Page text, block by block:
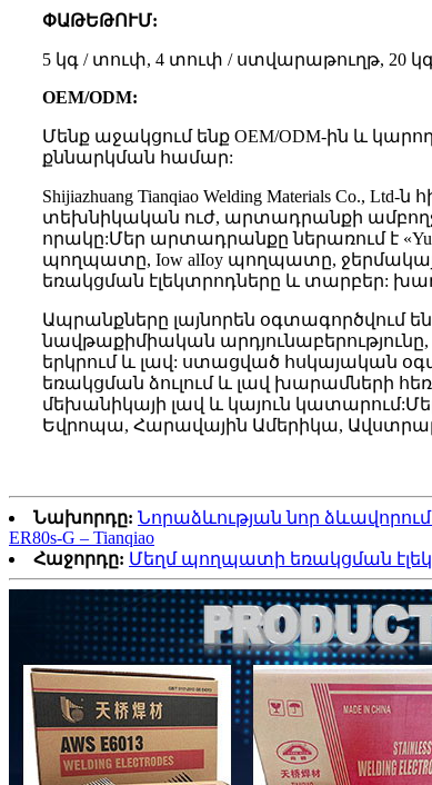
ՓԱԹԵԹՈՒՄ:
5 կգ / տուփ, 4 տուփ / ստվարաթուղթ, 20
OEM/ODM:
Մենք աջակցում ենք OEM/ODM-ին և
քննարկման համար:
Shijiazhuang Tianqiao Welding Materials
տեխնիկական ուժ, արտադրանքի
որակը:Մեր արտադրանքը ներառում է
պողպատը, Iow alIoy պողպատը,
եռակցման էլեկտրոդները և տարբեր:
Ապրանքները լայնորեն օգտագործվում
նավթաքիմիական
երկրում և լավ: ստացված հսկայական
եռակցման ձուլում և լավ խարամների
մեխանիկայի լավ և կայուն
Եվրոպա, Հարավային Ամերիկա,
Նախորդը: Նորաձևության նոր
ER80s-G – Tianqiao
Հաջորդը: Մեղմ պողպատի եռակցման